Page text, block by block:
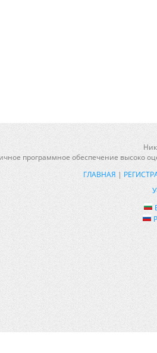
программное обеспечение высоко
ГЛАВНАЯ |